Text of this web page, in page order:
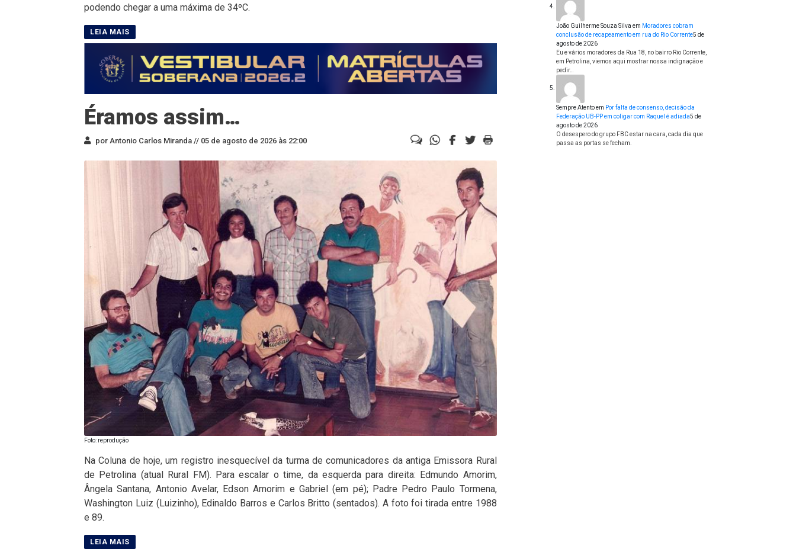
podendo chegar a uma máxima de 34ºC.
Éramos assim…
por Antonio Carlos Miranda // 05 de agosto de 2026 às 22:00
Foto: reprodução
Na Coluna de hoje, um registro inesquecível da turma de comunicadores da antiga Emissora Rural
de Petrolina (atual Rural FM). Para escalar o time, da esquerda para direita: Edmundo Amorim,
Ângela Santana, Antonio Avelar, Edson Amorim e Gabriel (em pé); Padre Pedro Paulo Tormena,
Washington Luiz (Luizinho), Edinaldo Barros e Carlos Britto (sentados). A foto foi tirada entre 1988
e 89.
João Guilherme Souza Silva em Moradores cobram
conclusão de recapeamento em rua do Rio Corrente5 de
agosto de 2026
Eu e vários moradores da Rua 18, no bairro Rio Corrente,
em Petrolina, viemos aqui mostrar nossa indignação e
pedir…
Sempre Atentoem Por falta de consenso, decisão da
Federação UB-PP em coligar com Raquel é adiada5 de
agosto de 2026
O desespero do grupo FBC estar na cara, cada dia que
passa as portas se fecham.